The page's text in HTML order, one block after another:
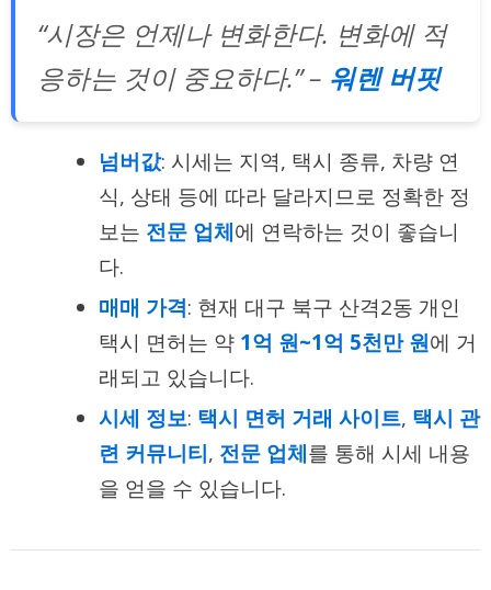
“시장은 언제나 변화한다. 변화에 적
응하는 것이 중요하다.” – 워렌 버핏
넘버값: 시세는 지역, 택시 종류, 차량 연
식, 상태 등에 따라 달라지므로 정확한 정
보는 전문 업체에 연락하는 것이 좋습니
다.
매매 가격: 현재 대구 북구 산격2동 개인
택시 면허는 약 1억 원~1억 5천만 원에 거
래되고 있습니다.
시세 정보: 택시 면허 거래 사이트, 택시 관
련 커뮤니티, 전문 업체를 통해 시세 내용
을 얻을 수 있습니다.